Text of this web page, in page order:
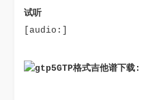
试听
[audio:]
GTP格式吉他谱下载: